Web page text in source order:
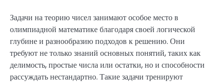
Задачи на теорию чисел занимают особое место в
олимпиадной математике благодаря своей логической
глубине и разнообразию подходов к решению. Они
требуют не только знаний основных понятий, таких как
делимость, простые числа или остатки, но и способности
рассуждать нестандартно. Такие задачи тренируют